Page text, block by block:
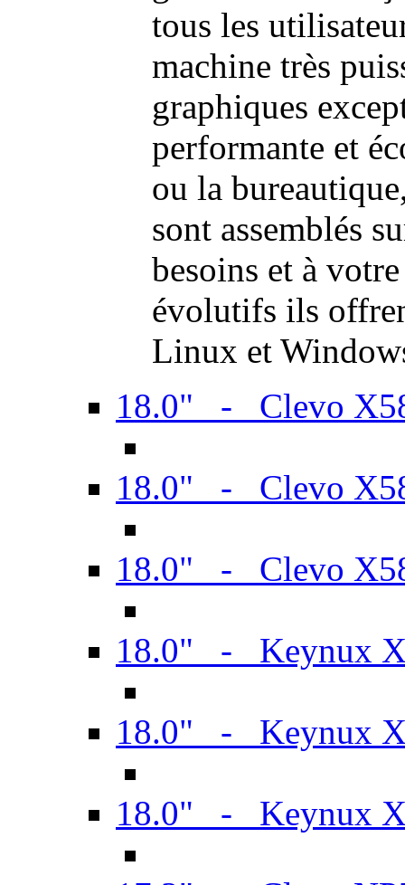
tous les
machine très
graphiques
performante et
ou la
sont assemblés
besoins et à
évolutifs ils
Linux et
18.0" - Clevo
18.0" - Clevo
18.0" - Clevo
18.0" - Keynux
18.0" - Keynux
18.0" - Keynux